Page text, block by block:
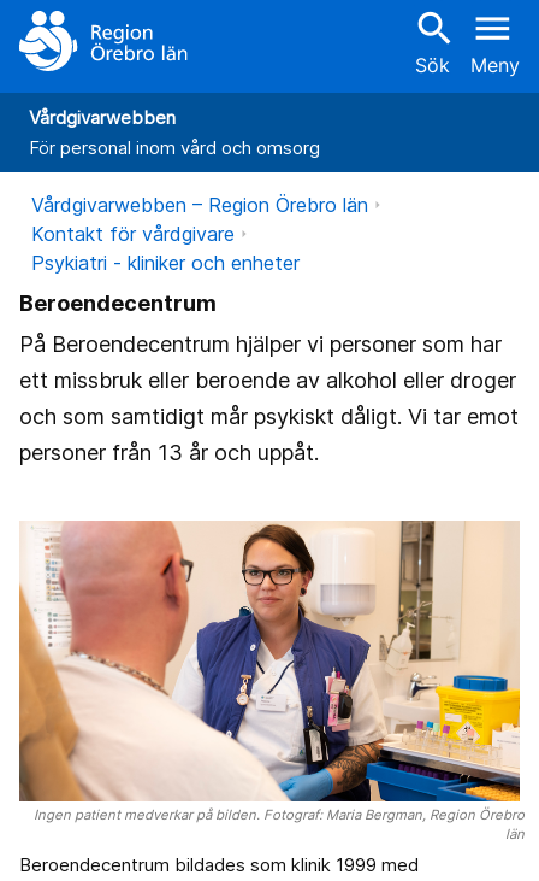
search
Sök
menu
Meny
Vårdgivarwebben
För personal inom vård och omsorg
Vårdgivarwebben – Region Örebro län
Kontakt för vårdgivare
Psykiatri - kliniker och enheter
Beroendecentrum
På Beroendecentrum hjälper vi personer som har
ett missbruk eller beroende av alkohol eller droger
och som samtidigt mår psykiskt dåligt. Vi tar emot
personer från 13 år och uppåt.
Ingen patient medverkar på bilden. Fotograf: Maria Bergman, Region Örebro
län
Beroendecentrum bildades som klinik 1999 med